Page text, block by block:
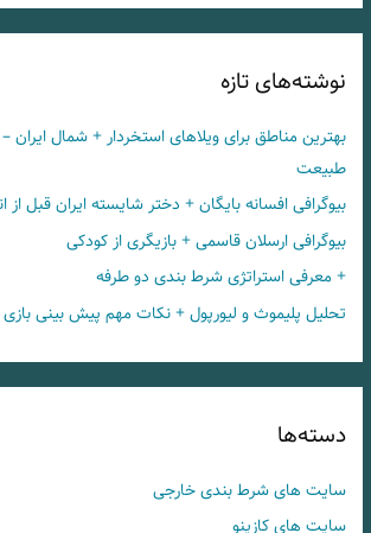
نوشته‌های تازه
بهترین مناطق برای ویلاهای استخردار + شمال ایران
طبیعت
بیوگرافی افسانه بایگان + دختر شایسته ایران قبل از
بیوگرافی ارسلان قاسمی + بازیگری از کودکی
+ معرفی استراتژی شرط بندی دو طرفه
تحلیل پلیموث و لیورپول + نکات مهم پیش بینی بازی
دسته‌ها
سایت های شرط بندی خارجی
سایت های کازینو